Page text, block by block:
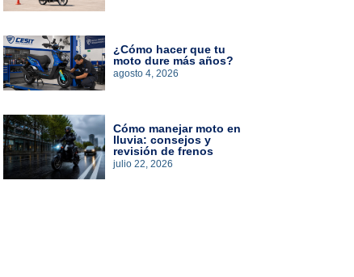
¿Cómo hacer que tu
moto dure más años?
agosto 4, 2026
Cómo manejar moto en
lluvia: consejos y
revisión de frenos
julio 22, 2026